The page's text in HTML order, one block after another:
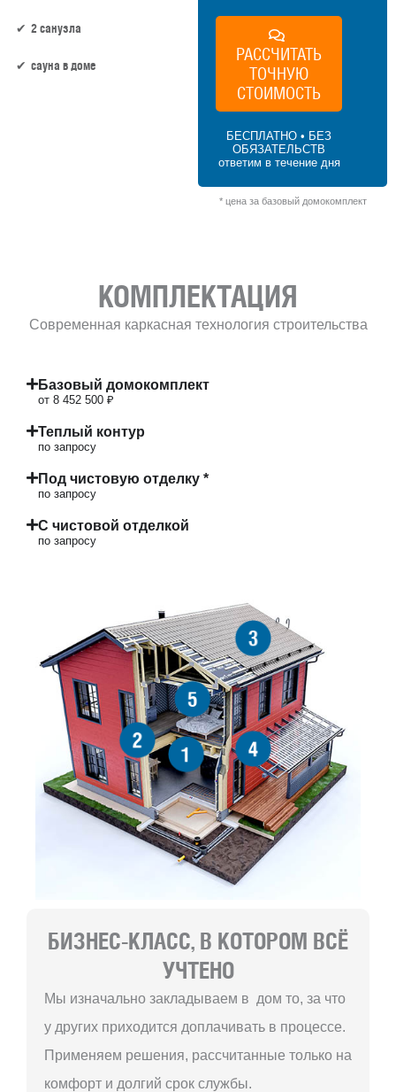
2 санузла
сауна в доме
РАССЧИТАТЬ
ТОЧНУЮ
СТОИМОСТЬ
БЕСПЛАТНО • БЕЗ
ОБЯЗАТЕЛЬСТВ
ответим в течение дня
* цена за базовый домокомплект
КОМПЛЕКТАЦИЯ
Современная каркасная технология строительства
Базовый домокомплект
от 8 452 500 ₽
Теплый контур
по запросу
Под чистовую отделку *
по запросу
С чистовой отделкой
по запросу
1
2
3
4
5
БИЗНЕС-КЛАСС, В КОТОРОМ ВСЁ
УЧТЕНО
Мы изначально закладываем в дом то, за что
у других приходится доплачивать в процессе.
Применяем решения, рассчитанные только на
комфорт и долгий срок службы.